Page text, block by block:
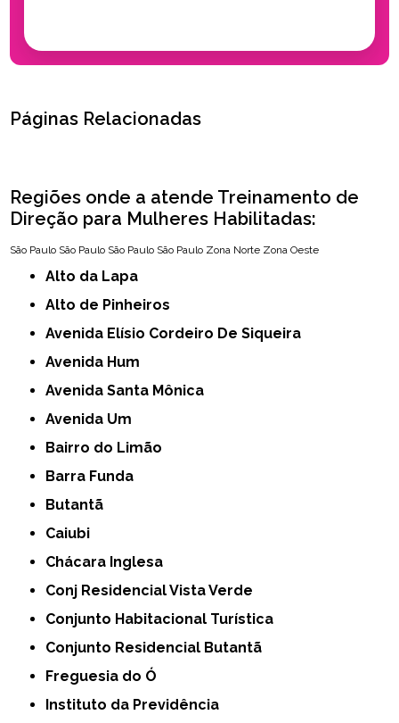
Páginas Relacionadas
Regiões onde a atende Treinamento de
Direção para Mulheres Habilitadas:
São Paulo São Paulo São Paulo São Paulo Zona Norte Zona Oeste
Alto da Lapa
Alto de Pinheiros
Avenida Elísio Cordeiro De Siqueira
Avenida Hum
Avenida Santa Mônica
Avenida Um
Bairro do Limão
Barra Funda
Butantã
Caiubi
Chácara Inglesa
Conj Residencial Vista Verde
Conjunto Habitacional Turística
Conjunto Residencial Butantã
Freguesia do Ó
Instituto da Previdência